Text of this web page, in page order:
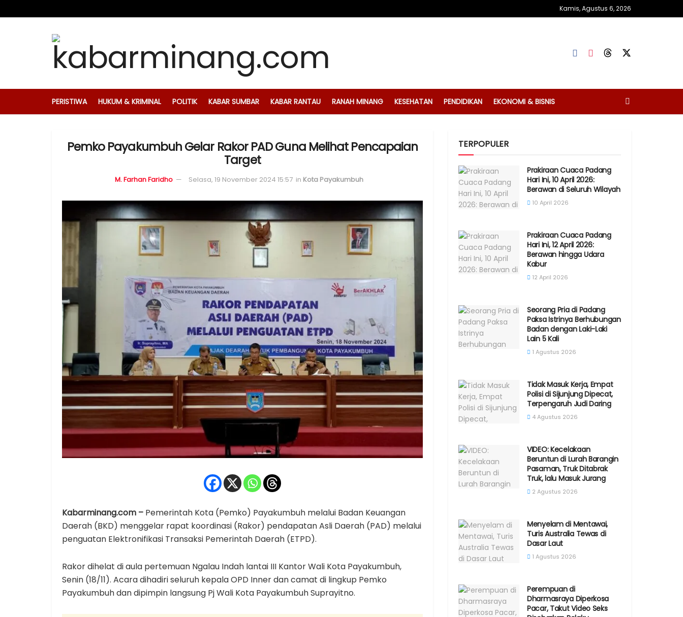
Kamis, Agustus 6, 2026
PERISTIWA HUKUM & KRIMINAL POLITIK KABAR SUMBAR KABAR RANTAU RANAH MINANG KESEHATAN PENDIDIKAN EKONOMI & BISNIS
Pemko Payakumbuh Gelar Rakor PAD Guna Melihat Pencapaian
Target
M. Farhan Faridho Selasa, 19 November 2024 15:57 in Kota Payakumbuh
Kabarminang.com – Pemerintah Kota (Pemko) Payakumbuh melalui Badan Keuangan
Daerah (BKD) menggelar rapat koordinasi (Rakor) pendapatan Asli Daerah (PAD) melalui
penguatan Elektronifikasi Transaksi Pemerintah Daerah (ETPD).
Rakor dihelat di aula pertemuan Ngalau Indah lantai III Kantor Wali Kota Payakumbuh,
Senin (18/11). Acara dihadiri seluruh kepala OPD Inner dan camat di lingkup Pemko
Payakumbuh dan dipimpin langsung Pj Wali Kota Payakumbuh Suprayitno.
TERPOPULER
Prakiraan Cuaca Padang
Hari Ini, 10 April 2026:
Berawan di Seluruh Wilayah
10 April 2026
Prakiraan Cuaca Padang
Hari Ini, 12 April 2026:
Berawan hingga Udara
Kabur
12 April 2026
Seorang Pria di Padang
Paksa Istrinya Berhubungan
Badan dengan Laki-Laki
Lain 5 Kali
1 Agustus 2026
Tidak Masuk Kerja, Empat
Polisi di Sijunjung Dipecat,
Terpengaruh Judi Daring
4 Agustus 2026
VIDEO: Kecelakaan
Beruntun di Lurah Barangin
Pasaman, Truk Ditabrak
Truk, lalu Masuk Jurang
2 Agustus 2026
Menyelam di Mentawai,
Turis Australia Tewas di
Dasar Laut
1 Agustus 2026
Perempuan di
Dharmasraya Diperkosa
Pacar, Takut Video Seks